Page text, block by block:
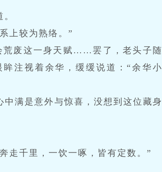
上较为熟络。”
荒废这一身天赋……罢了，老头子随
注视着余华，缓缓说道：“余华小
满是意外与惊喜，没想到这位藏身
走千里，一饮一啄，皆有定数。”